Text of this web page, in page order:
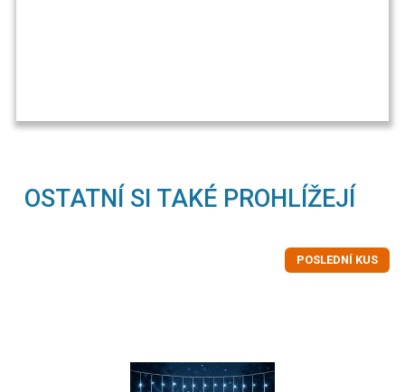
OSTATNÍ SI TAKÉ PROHLÍŽEJÍ
POSLEDNÍ KUS